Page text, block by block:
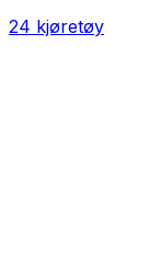
24 kjøretøy